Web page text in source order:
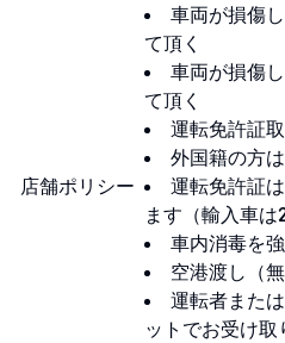
店舗ポリシー
車両が損傷
て頂く
車両が損傷
て頂く
運転免許証
外国籍の方
運転免許証
ます（輸入車は
車内消毒を
空港渡し（無
運転者また
ットでお受け取